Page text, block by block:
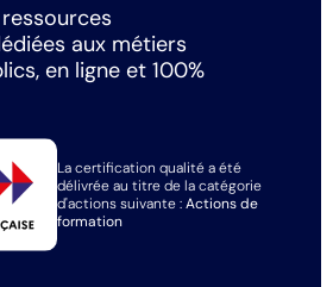
aux métiers
en ligne et 100%
La certification qualité a été
délivrée au titre de la catégorie
d'actions suivante :Actions de
formation